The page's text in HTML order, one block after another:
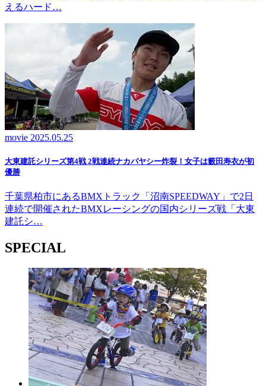
えるハード…
movie 2025.05.25
大東建託シリーズ第4戦 2戦連続ナカバヤシー炸裂！女子は籔田寿衣が初
優勝
千葉県柏市にあるBMXトラック「沼南SPEEDWAY」で2日
連続で開催されたBMXレーシングの国内シリーズ戦「大東
建託シ…
SPECIAL